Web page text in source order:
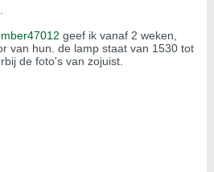
geef ik vanaf 2 weken,
van hun. de lamp staat van 1530 tot
de foto's van zojuist.